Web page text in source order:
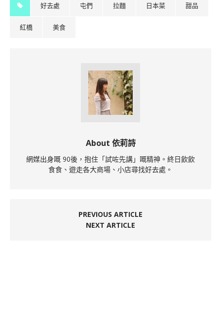
好去處 屯們 拉麵 日本菜 甜品
紅橋 美食
About 依莉詩
網媒出身嘅 90後，抱住「試咗先講」嘅精神。終日飲飲
食食、遊走各大商場、小店尋找好去處。
PREVIOUS ARTICLE
NEXT ARTICLE